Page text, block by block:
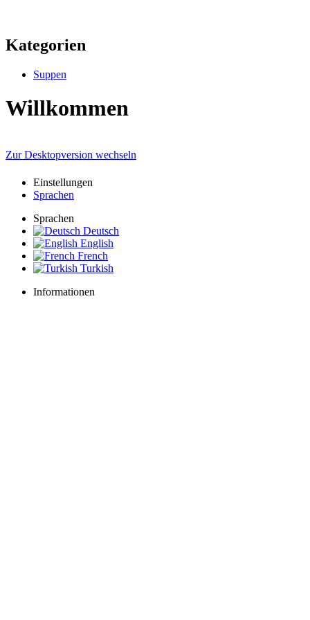
Kategorien
Suppen
Willkommen
Zur Desktopversion wechseln
Einstellungen
Sprachen
Sprachen
Deutsch
English
French
Turkish
Informationen